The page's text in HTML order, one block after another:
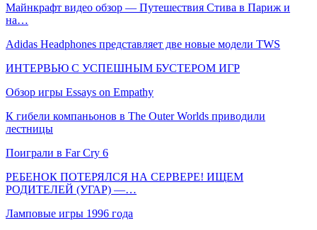
Майнкрафт видео обзор — Путешествия Стива в Париж и
на…
Adidas Headphones представляет две новые модели TWS
ИНТЕРВЬЮ С УСПЕШНЫМ БУСТЕРОМ ИГР
Обзор игры Essays on Empathy
К гибели компаньонов в The Outer Worlds приводили
лестницы
Поиграли в Far Cry 6
РЕБЕНОК ПОТЕРЯЛСЯ НА СЕРВЕРЕ! ИЩЕМ
РОДИТЕЛЕЙ (УГАР) —…
Ламповые игры 1996 года